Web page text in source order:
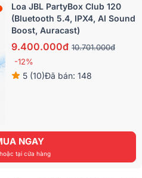
Loa JBL PartyBox Club 120
(Bluetooth 5.4, IPX4, AI Sound
Boost, Auracast)
9.400.000đ 10.701.000đ
-12%
5 (10)Đã bán: 148
NGAY
tại cửa hàng